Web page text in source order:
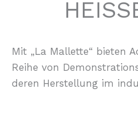
Mit „La Mallette“ bieten
Reihe von
deren Herstellung im